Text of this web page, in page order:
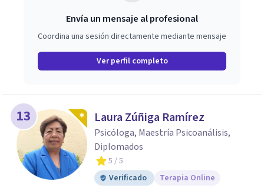
Envía un mensaje al profesional
Coordina una sesión directamente mediante mensaje
Ver perfil completo
13 Laura Zúñiga Ramírez
Psicóloga, Maestría Psicoanálisis,
Diplomados
5 / 5
Verificado
Terapia Online